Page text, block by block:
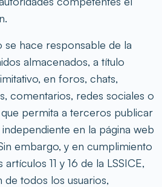
se hace responsable de la
almacenados, a título
en foros, chats,
comentarios, redes sociales o
permita a terceros publicar
en la página web
embargo, y en cumplimiento
11 y 16 de la LSSICE,
todos los usuarios,